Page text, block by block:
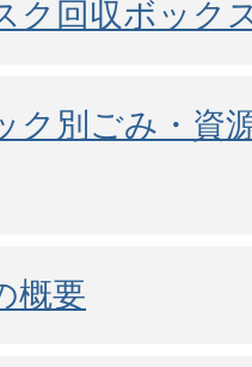
ク回収ボック
ク別ごみ・資
概要